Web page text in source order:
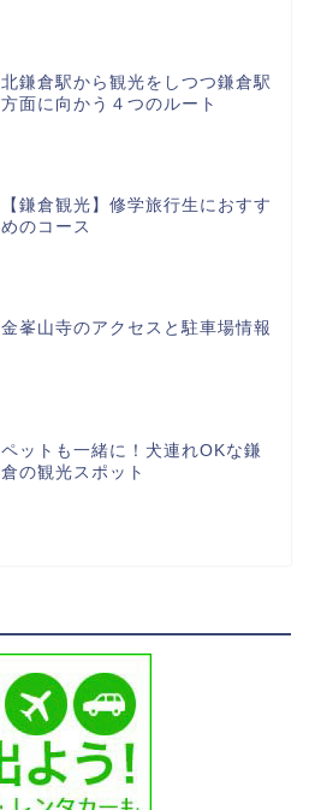
北鎌倉駅から観光をしつつ鎌倉駅
方面に向かう４つのルート
【鎌倉観光】修学旅行生におすす
めのコース
金峯山寺のアクセスと駐車場情報
ペットも一緒に！犬連れOKな鎌
倉の観光スポット